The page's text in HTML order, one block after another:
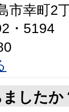
幸町2
・5194
したか